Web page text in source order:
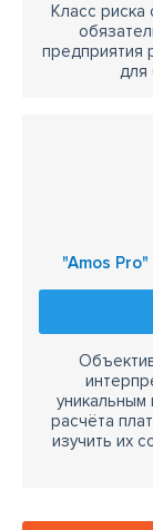
Класс риска
предприятия
для
"Amos Pro"
уникальным
расчёта
изучить их